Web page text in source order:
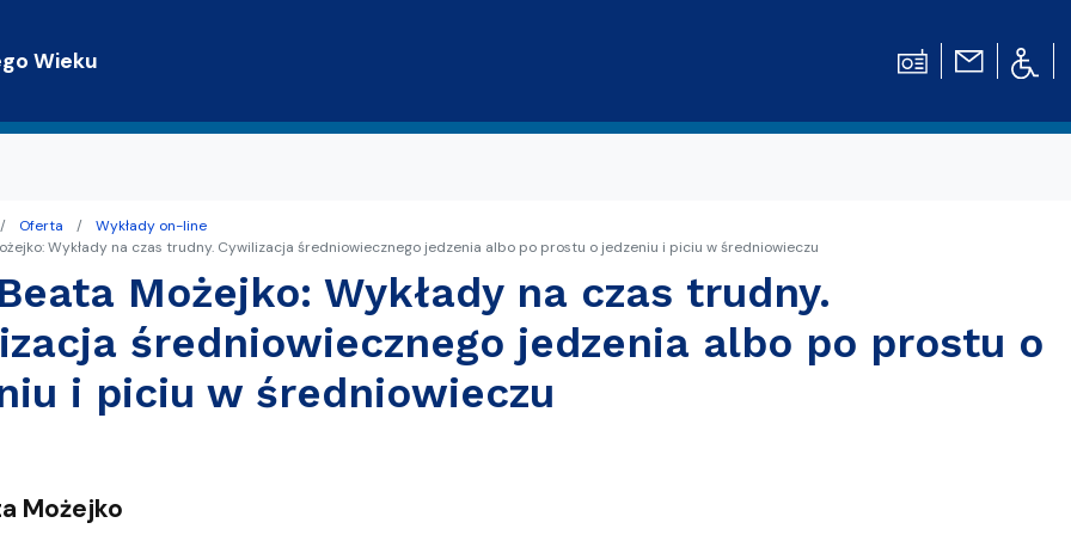
Wieku
WWW
z TPG
Oferta
Wykłady on-line
Wykłady na czas trudny. Cywilizacja średniowiecznego jedzenia albo po prostu o jedzeniu i piciu w średniowieczu
Możejko: Wykłady na czas trudny.
średniowiecznego jedzenia albo po prostu o
i piciu w średniowieczu
Możejko